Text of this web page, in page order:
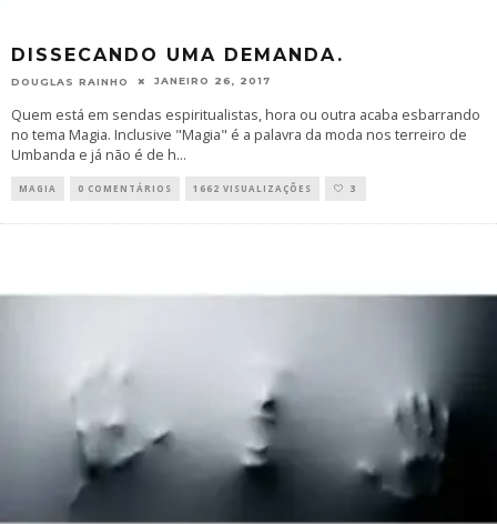
DISSECANDO UMA DEMANDA.
DOUGLAS RAINHO JANEIRO 26, 2017
Quem está em sendas espiritualistas, hora ou outra acaba esbarrando
no tema Magia. Inclusive "Magia" é a palavra da moda nos terreiro de
Umbanda e já não é de h...
MAGIA 0 COMENTÁRIOS 1662 VISUALIZAÇÕES 3